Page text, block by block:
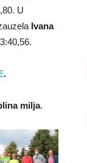
U
Ivana
.
milja.